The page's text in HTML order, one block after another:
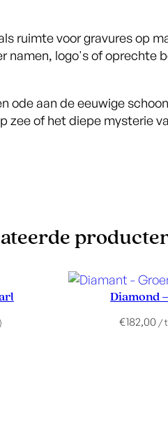
ruimte voor gravures op
logo's of oprechte
ode aan de eeuwige
of het diepe mysterie
Diamond
€182,00 /